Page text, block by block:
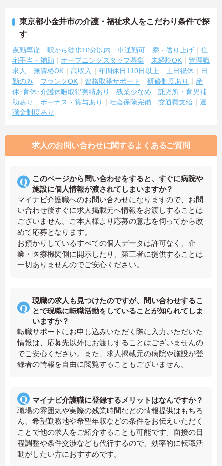
東京都小金井市の介護・福祉求人をこだわり条件で探
す
夜勤専従 駅から徒歩10分以内 車通勤可 寮・借り上げ
住
宅手当・補助
オープニングスタッフ募集 未経験OK
管理職
求人
無資格OK 高収入 年間休日110日以上 土日祝休
日
勤のみ
ブランクOK 資格取得サポート 研修制度あり
産
休･育休･介護休暇取得実績あり
残業少なめ
託児所・育児補
助あり
ボーナス・賞与あり 社会保険完備 交通費支給
退
職金制度あり
求人のお問い合わせに関するよくあるご質問
このページから問い合わせをすると、すぐに病院や
施設に個人情報が渡されてしまいますか？
マイナビ介護職へのお問い合わせになりますので、お問
い合わせ後すぐに求人掲載元へ情報をお渡しすることは
ございません。ご本人様より応募の意志を伺ってから改
めて応募となります。
お預かりしているすべての個人データは許可なく、企
業・医療機関側に開示したり、第三者に提供することは
一切ありませんのでご安心ください。
現職の求人も見つけたのですが、問い合わせするこ
とで現職に転職活動をしていることが知られてしま
いますか？
転職サポートにお申し込みいただく際に入力いただいた
情報は、応募先以外にお渡しすることはございませんの
でご安心ください。また、求人掲載元の病院や施設が登
録者の情報を自由に閲覧することもございません。
マイナビ介護職に登録するメリットはなんですか？
職場の雰囲気や実際の残業時間などの情報提供はもちろ
ん、希望勤務地や希望年収などの条件をお伝えいただく
ことで他の求人をご紹介することも可能です。面接の日
程調整や条件交渉なども代行するので、効率的に転職活
動がしたい方におすすめです。